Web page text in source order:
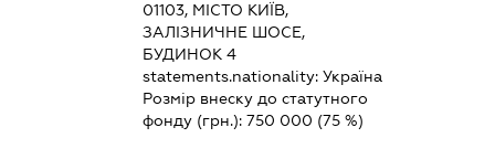
01103, МІСТО КИЇВ,
ЗАЛІЗНИЧНЕ ШОСЕ,
БУДИНОК 4
statements.nationality:Україна
Розмір внеску до статутного
фонду (грн.):750 000 (75 %)